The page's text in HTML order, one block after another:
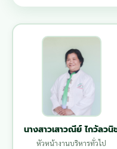
นางสาวเสาวณีย์ ไกวัลวนิ
หัวหน้างานบริหารทั่วไป